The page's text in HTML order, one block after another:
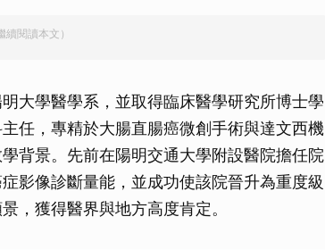
續閱讀本文）
大學醫學系，並取得臨床醫學研究所博士學
任，專精於大腸直腸癌微創手術與達文西機
背景。先前在陽明交通大學附設醫院擔任院
影像診斷量能，並成功使該院晉升為重度級
，獲得醫界與地方高度肯定。